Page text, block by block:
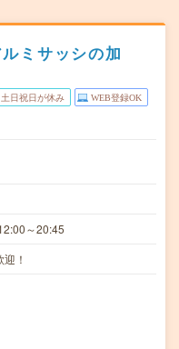
ミサッシの加
土日祝日が休み WEB登録OK
～20:45
！